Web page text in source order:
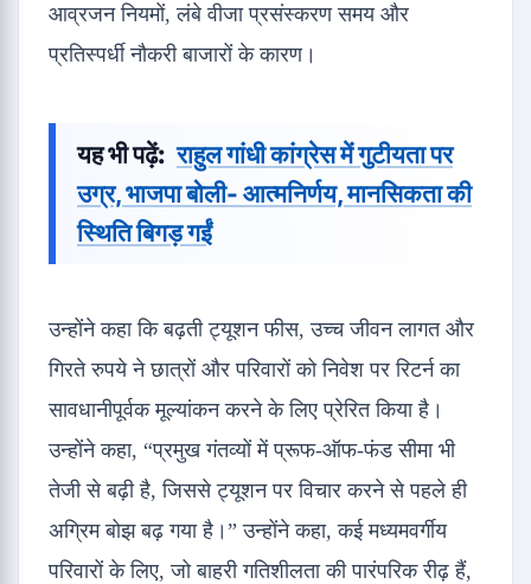
आव्रजन नियमों, लंबे वीजा प्रसंस्करण समय और
प्रतिस्पर्धी नौकरी बाजारों के कारण।
यह भी पढ़ें: राहुल गांधी कांग्रेस में गुटीयता पर
उग्र, भाजपा बोली- आत्मनिर्णय, मानसिकता की
स्थिति बिगड़ गईं
उन्होंने कहा कि बढ़ती ट्यूशन फीस, उच्च जीवन लागत और
गिरते रुपये ने छात्रों और परिवारों को निवेश पर रिटर्न का
सावधानीपूर्वक मूल्यांकन करने के लिए प्रेरित किया है।
उन्होंने कहा, “प्रमुख गंतव्यों में प्रूफ-ऑफ-फंड सीमा भी
तेजी से बढ़ी है, जिससे ट्यूशन पर विचार करने से पहले ही
अग्रिम बोझ बढ़ गया है।” उन्होंने कहा, कई मध्यमवर्गीय
परिवारों के लिए, जो बाहरी गतिशीलता की पारंपरिक रीढ़ हैं,